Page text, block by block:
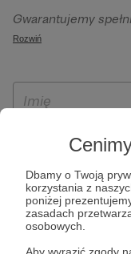
Dbamy o Twoją
korzystania z
poniżej
zasadach
osobowych.
Aby wyrazić zgody
092 Warszawa.
szczególności w
Patronite.pl, w tym
otrzymywania
Gwarantujemy
wynikających z
ich przenoszenia,
wyrażenia
osobowych.
jest po przekazaniu
założenie konta
dostępny jest na
Rozwiń